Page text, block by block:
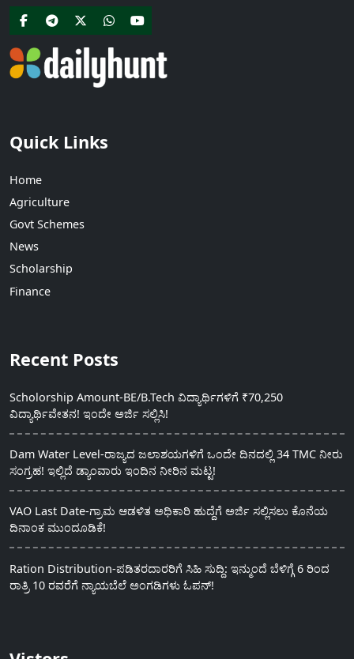
Quick Links
Home
Agriculture
Govt Schemes
News
Scholarship
Finance
Recent Posts
Scholorship Amount-BE/B.Tech ವಿದ್ಯಾರ್ಥಿಗಳಿಗೆ ₹70,250
ವಿದ್ಯಾರ್ಥಿವೇತನ! ಇಂದೇ ಅರ್ಜಿ ಸಲ್ಲಿಸಿ!
Dam Water Level-ರಾಜ್ಯದ ಜಲಾಶಯಗಳಿಗೆ ಒಂದೇ ದಿನದಲ್ಲಿ 34 TMC ನೀರು
ಸಂಗ್ರಹ! ಇಲ್ಲಿದೆ ಡ್ಯಾಂವಾರು ಇಂದಿನ ನೀರಿನ ಮಟ್ಟ!
VAO Last Date-ಗ್ರಾಮ ಆಡಳಿತ ಅಧಿಕಾರಿ ಹುದ್ದೆಗೆ ಅರ್ಜಿ ಸಲ್ಲಿಸಲು ಕೊನೆಯ
ದಿನಾಂಕ ಮುಂದೂಡಿಕೆ!
Ration Distribution-ಪಡಿತರದಾರರಿಗೆ ಸಿಹಿ ಸುದ್ದಿ: ಇನ್ಮುಂದೆ ಬೆಳಿಗ್ಗೆ 6 ರಿಂದ
ರಾತ್ರಿ 10 ರವರೆಗೆ ನ್ಯಾಯಬೆಲೆ ಅಂಗಡಿಗಳು ಓಪನ್!